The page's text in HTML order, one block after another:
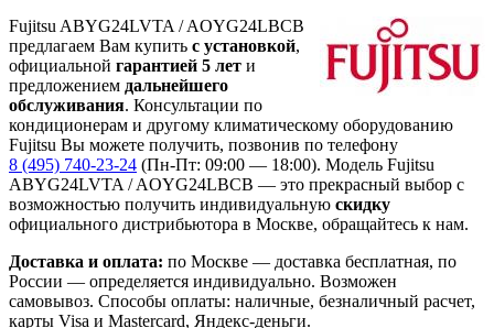
Fujitsu ABYG24LVTA / AOYG24LBCB
предлагаем Вам купить с установкой,
официальной гарантией 5 лет и
предложением дальнейшего
обслуживания. Консультации по
кондиционерам и другому климатическому оборудованию
Fujitsu Вы можете получить, позвонив по телефону
8 (495) 740-23-24 (Пн-Пт: 09:00 — 18:00). Модель Fujitsu
ABYG24LVTA / AOYG24LBCB — это прекрасный выбор с
возможностью получить индивидуальную скидку
официального дистрибьютора в Москве, обращайтесь к нам.
Доставка и оплата: по Москве — доставка бесплатная, по
России — определяется индивидуально. Возможен
самовывоз. Способы оплаты: наличные, безналичный расчет,
карты Visa и Mastercard, Яндекс-деньги.